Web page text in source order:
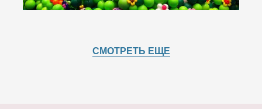
СМОТРЕТЬ ЕЩЕ